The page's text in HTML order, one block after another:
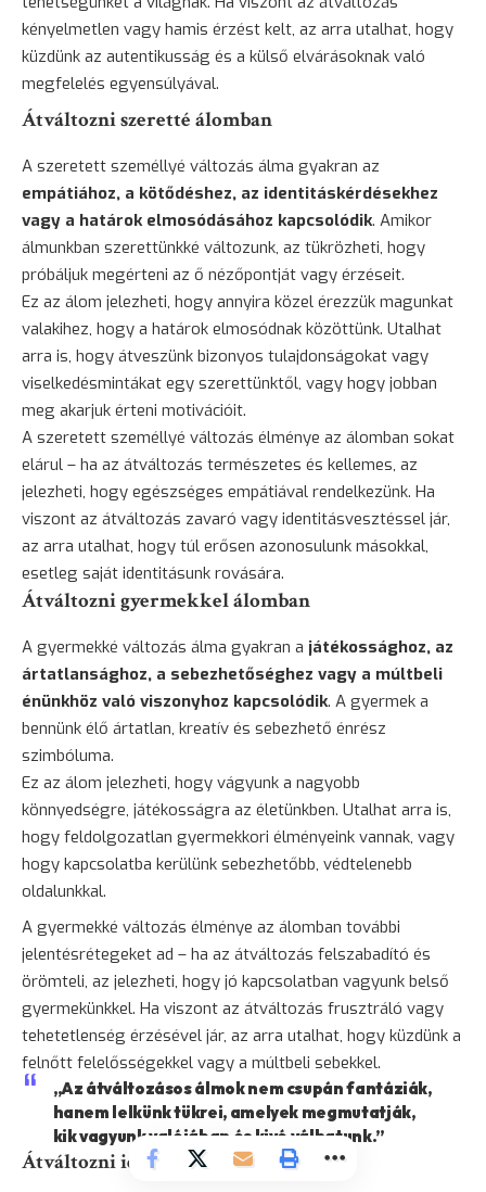
kényelmetlen vagy hamis érzést kelt, az arra utalhat, hogy
küzdünk az autentikusság és a külső elvárásoknak való
megfelelés egyensúlyával.
Átváltozni szeretté álomban
A szeretett személlyé változás álma gyakran az
empátiához, a kötődéshez, az identitáskérdésekhez
vagy a határok elmosódásához kapcsolódik. Amikor
álmunkban szerettünkké változunk, az tükrözheti, hogy
próbáljuk megérteni az ő nézőpontját vagy érzéseit.
Ez az álom jelezheti, hogy annyira közel érezzük magunkat
valakihez, hogy a határok elmosódnak közöttünk. Utalhat
arra is, hogy átveszünk bizonyos tulajdonságokat vagy
viselkedésmintákat egy szerettünktől, vagy hogy jobban
meg akarjuk érteni motivációit.
A szeretett személlyé változás élménye az álomban sokat
elárul – ha az átváltozás természetes és kellemes, az
jelezheti, hogy egészséges empátiával rendelkezünk. Ha
viszont az átváltozás zavaró vagy identitásvesztéssel jár,
az arra utalhat, hogy túl erősen azonosulunk másokkal,
esetleg saját identitásunk rovására.
Átváltozni gyermekkel álomban
A gyermekké változás álma gyakran a játékossághoz, az
ártatlansághoz, a sebezhetőséghez vagy a múltbeli
énünkhöz való viszonyhoz kapcsolódik. A gyermek a
bennünk élő ártatlan, kreatív és sebezhető énrész
szimbóluma.
Ez az álom jelezheti, hogy vágyunk a nagyobb
könnyedségre, játékosságra az életünkben. Utalhat arra is,
hogy feldolgozatlan gyermekkori élményeink vannak, vagy
hogy kapcsolatba kerülünk sebezhetőbb, védtelenebb
oldalunkkal.
A gyermekké változás élménye az álomban további
jelentésrétegeket ad – ha az átváltozás felszabadító és
örömteli, az jelezheti, hogy jó kapcsolatban vagyunk belső
gyermekünkkel. Ha viszont az átváltozás frusztráló vagy
tehetetlenség érzésével jár, az arra utalhat, hogy küzdünk a
felnőtt felelősségekkel vagy a múltbeli sebekkel.
„Az átváltozásos álmok nem csupán fantáziák,
hanem lelkünk tükrei, amelyek megmutatják,
kik vagyunk valójában és kivé válhatunk.”
Átváltozni idős emberré álomban